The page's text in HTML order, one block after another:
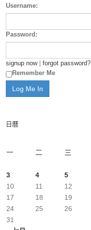
Username:
Password:
signup now| forgot password?
Remember Me
日曆
一
二 三
3
4 5
10
11 12
17
18 19
24
25 26
31